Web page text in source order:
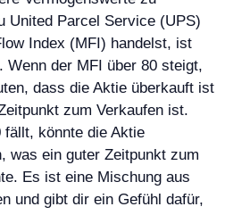
United Parcel Service (UPS)
Index (MFI) handelst, ist
Wenn der MFI über 80 steigt,
dass die Aktie überkauft ist
zum Verkaufen ist.
fällt, könnte die Aktie
was ein guter Zeitpunkt zum
Es ist eine Mischung aus
und gibt dir ein Gefühl dafür,